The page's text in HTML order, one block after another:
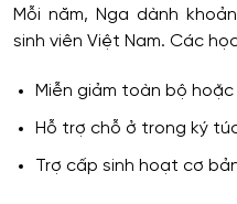
Mỗi năm, Nga dành
sinh viên Việt Nam. Các
Miễn giảm toàn bộ
Hỗ trợ chỗ ở trong ký
Trợ cấp sinh hoạt cơ